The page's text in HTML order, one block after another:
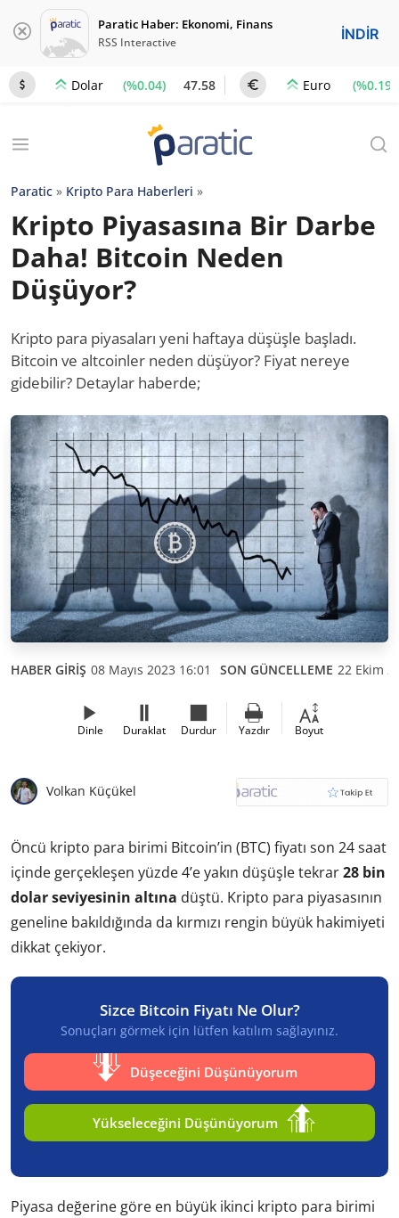
Paratic Haber: Ekonomi, Finans
RSS Interactive İNDİR
Dolar (%0.04) 47.58 Euro (%0.19)
Paratic » Kripto Para Haberleri »
Kripto Piyasasına Bir Darbe
Daha! Bitcoin Neden
Düşüyor?
Kripto para piyasaları yeni haftaya düşüşle başladı.
Bitcoin ve altcoinler neden düşüyor? Fiyat nereye
gidebilir? Detaylar haberde;
HABER GİRİŞ 08 Mayıs 2023 16:01 SON GÜNCELLEME 22 Ekim
Dinle Duraklat Durdur Yazdır Boyut
Volkan Küçükel
Öncü kripto para birimi Bitcoin’in (BTC) fiyatı son 24 saat
içinde gerçekleşen yüzde 4’e yakın düşüşle tekrar28 bin
dolar seviyesinin altına düştü. Kripto para piyasasının
geneline bakıldığında da kırmızı rengin büyük hakimiyeti
dikkat çekiyor.
Sizce Bitcoin Fiyatı Ne Olur?
Sonuçları görmek için lütfen katılım sağlayınız.
Düşeceğini Düşünüyorum
Yükseleceğini Düşünüyorum
Piyasa değerine göre en büyük ikinci kripto para birimi